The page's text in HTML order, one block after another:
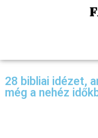
28 bibliai idézet,
még a nehéz